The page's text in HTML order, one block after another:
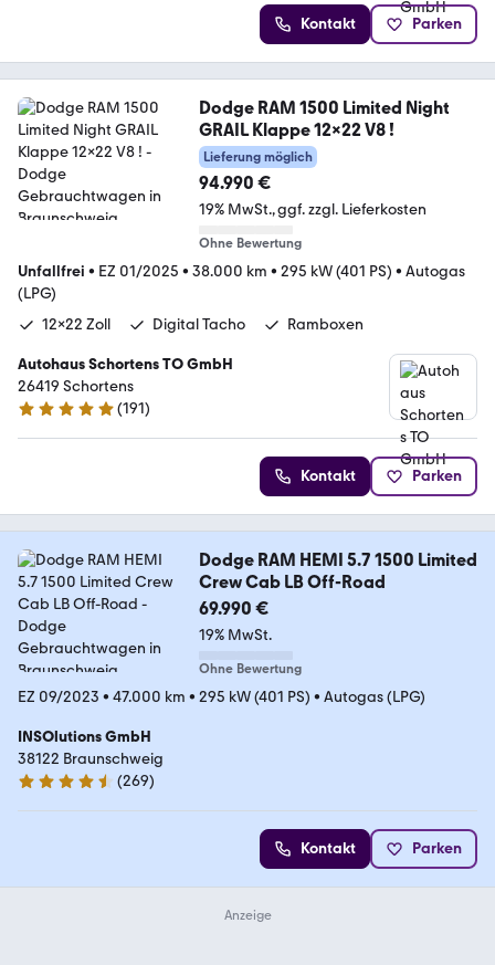
Kontakt Parken
Dodge RAM 1500 Limited Night
GRAIL Klappe 12x22 V8 !
Lieferung möglich
94.990 €
19% MwSt. ggf. zzgl. Lieferkosten
Ohne Bewertung
Unfallfrei • EZ 01/2025 • 38.000 km • 295 kW (401 PS) • Autogas
(LPG)
12x22 Zoll
Digital Tacho Ramboxen
Autohaus Schortens TO GmbH
26419 Schortens
5 Sterne
(191)
Kontakt Parken
Dodge RAM HEMI 5.7 1500 Limited
Crew Cab LB Off-Road
69.990 €
19% MwSt.
Ohne Bewertung
EZ 09/2023 • 47.000 km • 295 kW (401 PS) • Autogas (LPG)
INSOlutions GmbH
38122 Braunschweig
4.4 Sterne
(269)
Kontakt Parken